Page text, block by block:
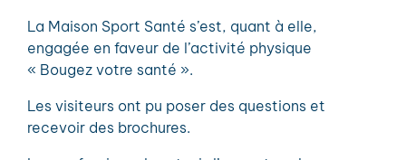
La Maison Sport Santé s’est, quant à elle,
engagée en faveur de l’activité physique
« Bougez votre santé ».
Les visiteurs ont pu poser des questions et
recevoir des brochures.